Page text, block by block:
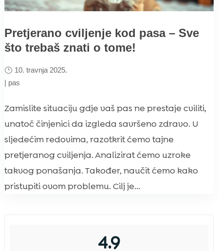
Pretjerano cviljenje kod pasa – Sve
što trebaš znati o tome!
10. travnja 2025.
| pas
Zamislite situaciju gdje vaš pas ne prestaje cviliti,
unatoč činjenici da izgleda savršeno zdravo. U
sljedećim redovima, razotkrit ćemo tajne
pretjeranog cviljenja. Analizirat ćemo uzroke
takvog ponašanja. Također, naučit ćemo kako
pristupiti ovom problemu. Cilj je...
4.9